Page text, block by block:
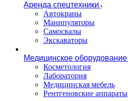
Аренда спецтехники
Автокраны
Манипуляторы
Самосвалы
Экскаваторы
Медицинское оборудование
Косметология
Лаборатория
Медицинская мебель
Рентгеновские аппараты